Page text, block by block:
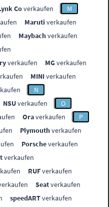
Coverkaufen
M
Maruti verkaufen
Maybachverkaufen
verkaufen MGverkaufen
MINIverkaufen
N
NSUverkaufen
O
Oraverkaufen
P
Plymouthverkaufen
Porscheverkaufen
verkaufen
RUFverkaufen
Seatverkaufen
speedARTverkaufen